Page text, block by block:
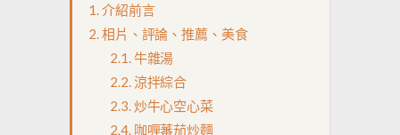
介紹前言
相片、評論、推薦、美食
牛雜湯
涼拌綜合
炒牛心空心菜
咖喱蕃茄炒麵